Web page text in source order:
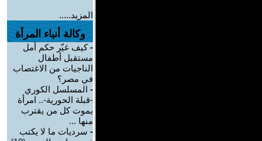
المزيد.....
وكالة أنباء المرأة
-كيف غيّر حكم أمل
مستقبل أطفال
الناجيات من الاغتصاب
في مصر؟
- المسلسل الكوري
-قبلة الحورية-.. امرأة
يموت كل من يقترب
منها ...
- سرديات ما لا يكتب